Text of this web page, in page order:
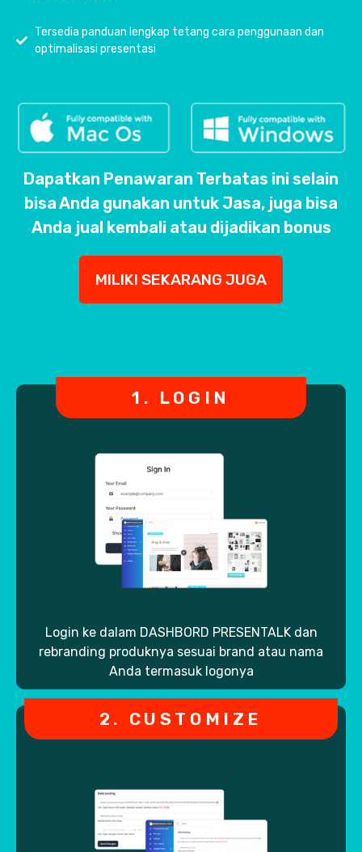
Tersedia panduan lengkap tetang cara penggunaan dan
optimalisasi presentasi
Dapatkan Penawaran Terbatas ini selain
bisa Anda gunakan untuk Jasa, juga bisa
Anda jual kembali atau dijadikan bonus
MILIKI SEKARANG JUGA
1. LOGIN
Login ke dalam DASHBORD PRESENTALK dan
rebranding produknya sesuai brand atau nama
Anda termasuk logonya
2. CUSTOMIZE